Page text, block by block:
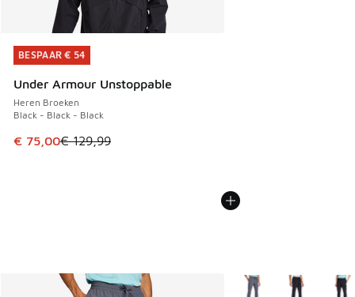
BESPAAR € 54
Under Armour Unstoppable
Heren Broeken
Black - Black - Black
Dit artikel is in de uitverkoop. Dit artikel is in de
€ 75,00€ 129,99
BESPAAR € 54
Meer kleuren